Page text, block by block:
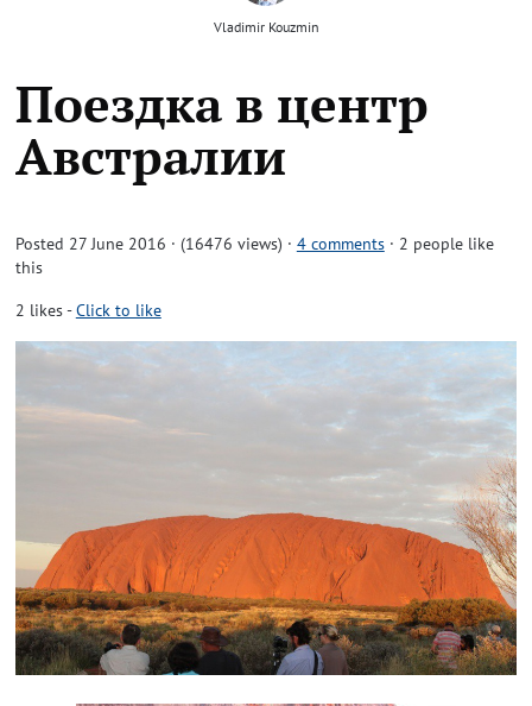
Vladimir Kouzmin
Поездка в центр
Австралии
Posted 27 June 2016 · (16476 views) · 4 comments · 2 people like
this
2 likes-Click to like